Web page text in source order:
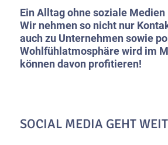
Ein Alltag ohne soziale
Wir nehmen so nicht nur
auch zu Unternehmen sowie
Wohlfühlatmosphäre wird im
können davon profitieren!
SOCIAL MEDIA GEHT